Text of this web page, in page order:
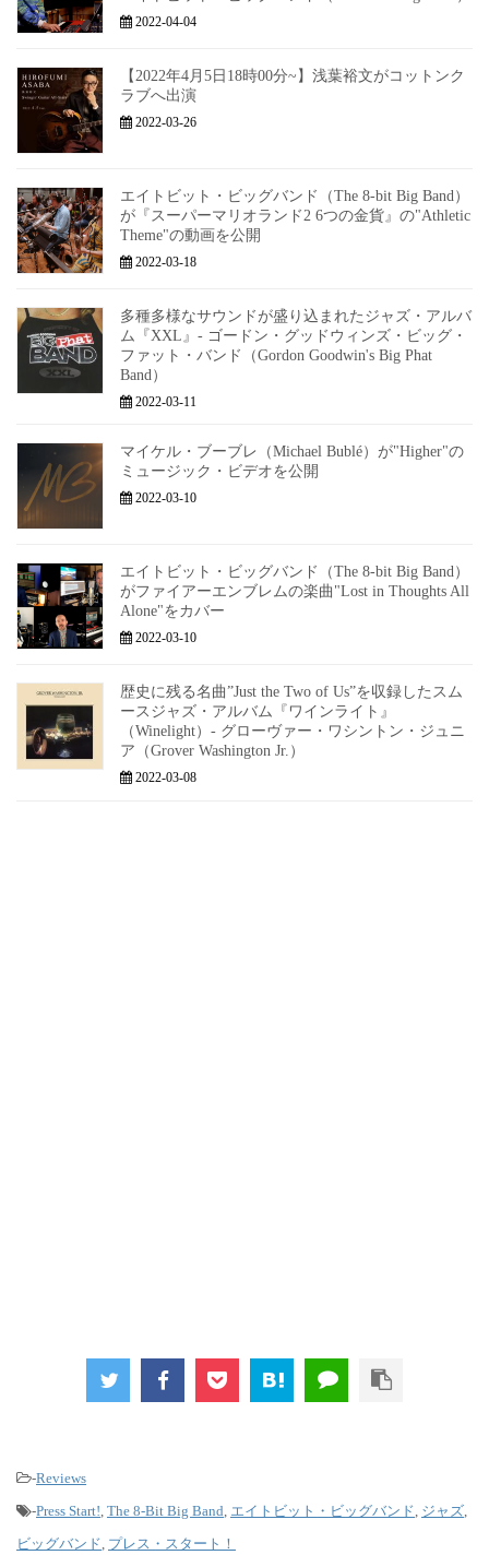
2022-04-04
【2022年4月5日18時00分~】浅葉裕文がコットンク
ラブへ出演
2022-03-26
エイトビット・ビッグバンド（The 8-bit Big Band）
が『スーパーマリオランド2 6つの金貨』の"Athletic
Theme"の動画を公開
2022-03-18
多種多様なサウンドが盛り込まれたジャズ・アルバ
ム『XXL』- ゴードン・グッドウィンズ・ビッグ・
ファット・バンド（Gordon Goodwin's Big Phat
Band）
2022-03-11
マイケル・ブーブレ（Michael Bublé）が"Higher"の
ミュージック・ビデオを公開
2022-03-10
エイトビット・ビッグバンド（The 8-bit Big Band）
がファイアーエンブレムの楽曲"Lost in Thoughts All
Alone"をカバー
2022-03-10
歴史に残る名曲”Just the Two of Us”を収録したスム
ースジャズ・アルバム『ワインライト』
（Winelight）- グローヴァー・ワシントン・ジュニ
ア（Grover Washington Jr.）
2022-03-08
-Reviews
-Press Start! The 8-Bit Big Band エイトビット・ビッグバンド ジャズ
ビッグバンド プレス・スタート！